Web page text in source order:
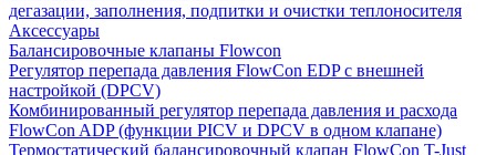
дегазации, заполнения, подпитки и очистки теплоносителя
Аксессуары
Балансировочные клапаны Flowcon
Регулятор перепада давления FlowСon EDP с внешней
настройкой (DPCV)
Комбинированный регулятор перепада давления и расхода
FlowСon ADP (функции PICV и DPCV в одном клапане)
Термостатический балансировочный клапан FlowСon T-Just